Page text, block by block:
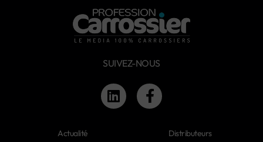
SUIVEZ-NOUS
Actualité
Distributeurs